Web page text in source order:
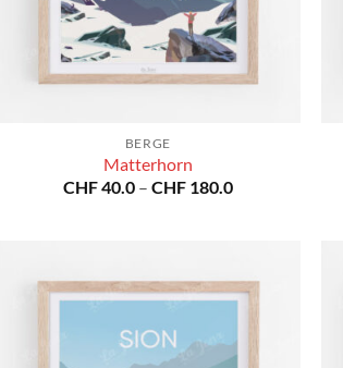
BERGE
Matterhorn
CHF40.0 – CHF180.0Preisspanne: